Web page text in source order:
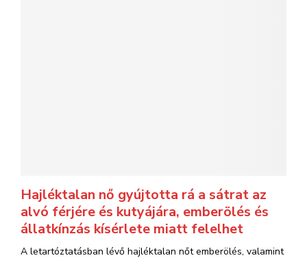
Hajléktalan nő gyújtotta rá a sátrat az
alvó férjére és kutyájára, emberölés és
állatkínzás kísérlete miatt felelhet
A letartóztatásban lévő hajléktalan nőt emberölés, valamint